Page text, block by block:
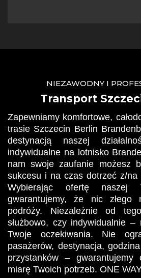
NIEZAWODNY I
Transport
Zapewniamy komfortowe,
trasie Szczecin Berlin
destynacją naszej
indywidualne na lotnisko
nam swoje zaufanie możesz
sukcesu i na czas dotrzeć z/na
Wybierając ofertę
gwarantujemy, że nic
podróży. Niezależnie od
służbowo, czy indywidualnie –
Twoje oczekiwania. Nie
pasażerów, destynacja,
przystanków – gwarantujemy
miarę Twoich potrzeb. ONE